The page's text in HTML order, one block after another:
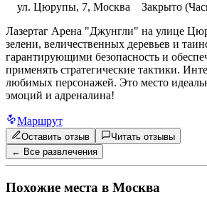
ул. Цюрупы, 7, Москва
Закрыто
Лазертаг Арена "Джунгли" на улице
зелени, величественных деревьев и
гарантирующими безопасность и
применять стратегические тактики.
любимых персонажей. Это место
эмоций и адреналина!
Маршрут
Оставить отзыв
Читать отзывы
← Все развлечения
Похожие места в Москва